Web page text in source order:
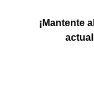
¡Mantente